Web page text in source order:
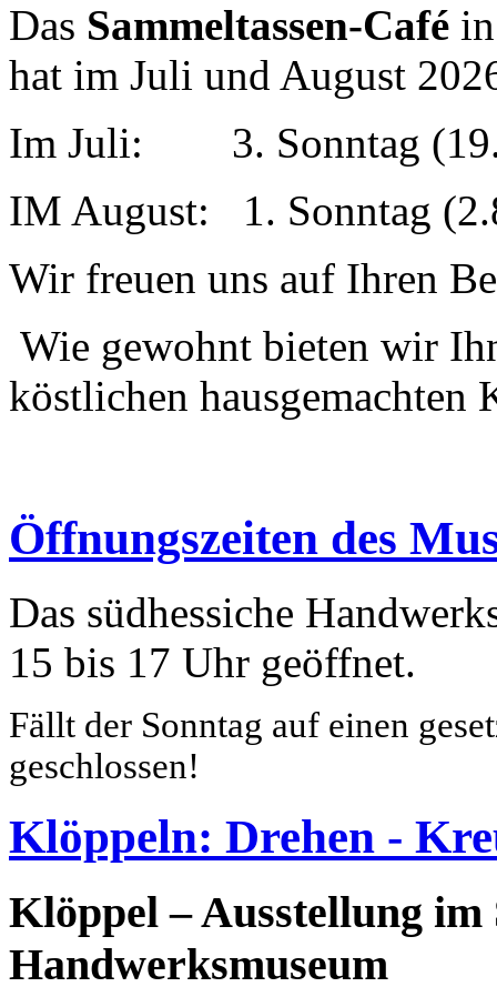
Das Sammeltassen-Café
hat im Juli und August
Im Juli: 3. Sonntag
IM August: 1. Sonntag
Wir freuen uns auf Ihren
Wie gewohnt bieten wir
köstlichen hausgemachten
Öffnungszeiten des
Das südhessiche
15 bis 17 Uhr geöffnet.
Fällt der Sonntag auf einen
geschlossen!
Klöppeln: Drehen -
Klöppel – Ausstellung im
Handwerksmuseum